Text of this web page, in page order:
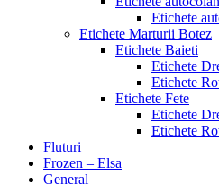
Etichete
Etichete Marturii Botez
Etichete Baieti
Etichete
Etichete
Etichete Fete
Etichete
Etichete
Fluturi
Frozen – Elsa
General